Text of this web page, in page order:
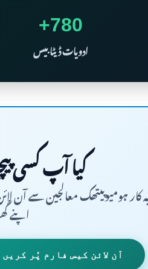
780+
ادویات ڈیٹا بیس
کیا آپ کسی
ہومیوپیتھک معالجین سے آن
اپنے
آن لائن کیس فارم پُر